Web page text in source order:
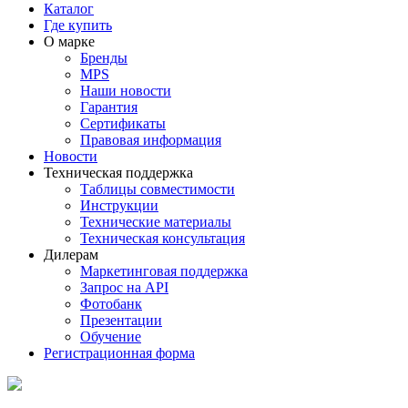
Каталог
Где купить
О марке
Бренды
MPS
Наши новости
Гарантия
Сертификаты
Правовая информация
Новости
Техническая поддержка
Таблицы совместимости
Инструкции
Технические материалы
Техническая консультация
Дилерам
Маркетинговая поддержка
Запрос на API
Фотобанк
Презентации
Обучение
Регистрационная форма